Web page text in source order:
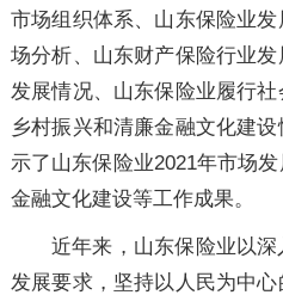
市场组织体系、山东保险业
场分析、山东财产保险行业
发展情况、山东保险业履行
乡村振兴和清廉金融文化建
示了山东保险业2021年市场
金融文化建设等工作成果。
近年来，山东保险业以
发展要求，坚持以人民为中